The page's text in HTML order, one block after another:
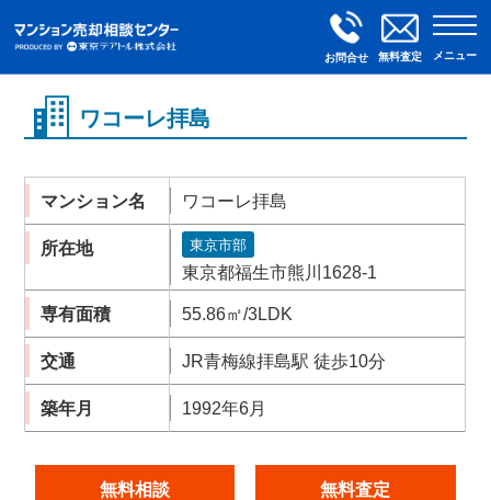
お問合せ 無料査定 メニュー
ワコーレ拝島
マンション名 ワコーレ拝島
所在地 東京市部
東京都福生市熊川1628-1
専有面積 55.86㎡/3LDK
交通 JR青梅線拝島駅 徒歩10分
築年月 1992年6月
無料相談 無料査定